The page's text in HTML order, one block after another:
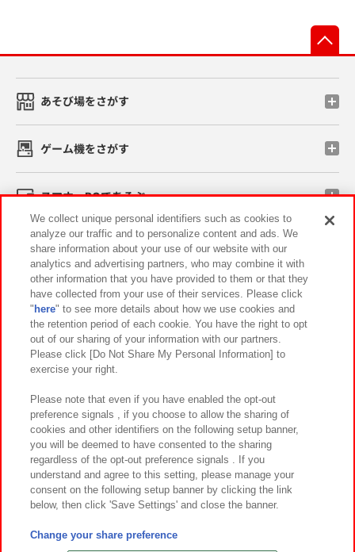
あそび場をさがす
ゲーム機をさがす
スマホ・PCであそぶ
イベント・キャンペーン
関連会社 サステナビリティ サイトポリシー
プライバシーポリシー ウェブアクセシビリティ方針と検証結果
お取引先さまとともに
カスタマーハラスメント対応方針 よくあるご質問・お問い合わせ
©Bandai Namco Amusement Inc.
©Bandai Namco Amusement Lab Inc.
We collect unique personal identifiers such as cookies to
analyze our traffic and to personalize content and ads. We
share information about your use of our website with our
analytics and advertising partners, who may combine it with
other information that you have provided to them or that they
have collected from your use of their services. Please click
" here" to see more details about how we use cookies and
the retention period of each cookie. You have the right to opt
out of our sharing of your information with our partners.
Please click [Do Not Share My Personal Information] to
exercise your right.
Please note that even if you have enabled the opt-out
preference signals , if you choose to allow the sharing of
cookies and other identifiers on the following setup banner,
you will be deemed to have consented to the sharing
regardless of the opt-out preference signals . If you
understand and agree to this setting, please manage your
consent on the following setup banner by clicking the link
below, then click 'Save Settings' and close the banner.
Change your share preference